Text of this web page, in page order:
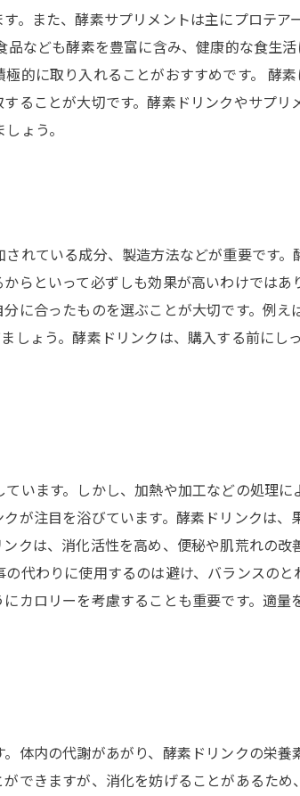
また、酵素サプリメントは主にプロテア
なども酵素を豊富に含み、健康的な食生
的に取り入れることがおすすめです。 酵
ることが大切です。酵素ドリンクやサプ
ょう。
れている成分、製造方法などが重要です
らといって必ずしも効果が高いわけでは
に合ったものを選ぶことが大切です。例
しょう。酵素ドリンクは、購入する前にし
います。しかし、加熱や加工などの処理
が注目を浴びています。酵素ドリンクは
クは、消化活性を高め、便秘や肌荒れの
代わりに使用するのは避け、バランスの
カロリーを考慮することも重要です。適
体内の代謝があがり、酵素ドリンクの栄
できますが、消化を妨げることがあるた